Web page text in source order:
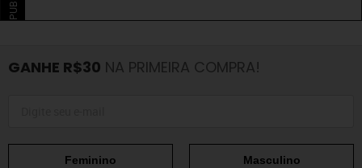
GANHE R$30 NA PRIMEIRA COMPRA!
Feminino Masculino